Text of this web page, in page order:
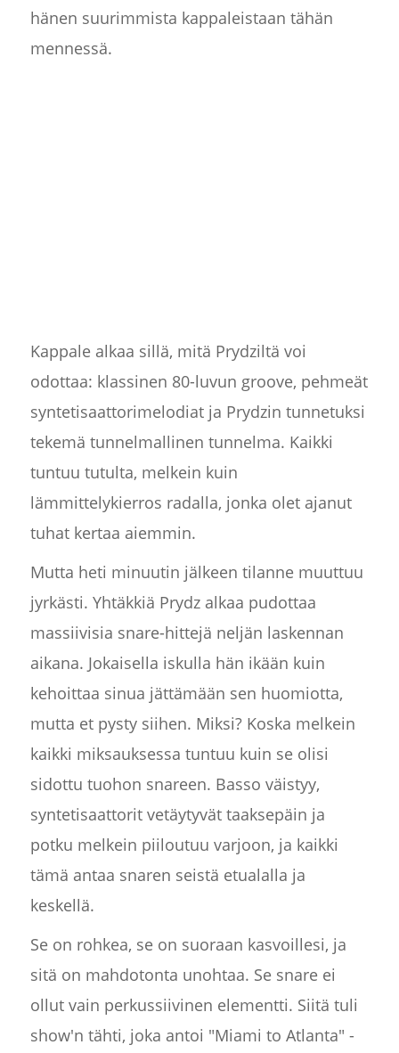
hänen suurimmista kappaleistaan tähän
mennessä.
Kappale alkaa sillä, mitä Prydziltä voi
odottaa: klassinen 80-luvun groove, pehmeät
syntetisaattorimelodiat ja Prydzin tunnetuksi
tekemä tunnelmallinen tunnelma. Kaikki
tuntuu tutulta, melkein kuin
lämmittelykierros radalla, jonka olet ajanut
tuhat kertaa aiemmin.
Mutta heti minuutin jälkeen tilanne muuttuu
jyrkästi. Yhtäkkiä Prydz alkaa pudottaa
massiivisia snare-hittejä neljän laskennan
aikana. Jokaisella iskulla hän ikään kuin
kehoittaa sinua jättämään sen huomiotta,
mutta et pysty siihen. Miksi? Koska melkein
kaikki miksauksessa tuntuu kuin se olisi
sidottu tuohon snareen. Basso väistyy,
syntetisaattorit vetäytyvät taaksepäin ja
potku melkein piiloutuu varjoon, ja kaikki
tämä antaa snaren seistä etualalla ja
keskellä.
Se on rohkea, se on suoraan kasvoillesi, ja
sitä on mahdotonta unohtaa. Se snare ei
ollut vain perkussiivinen elementti. Siitä tuli
show'n tähti, joka antoi "Miami to Atlanta" -